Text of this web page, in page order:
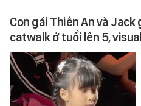
Con gái Thiên An và Jack
catwalk ở tuổi lên 5,